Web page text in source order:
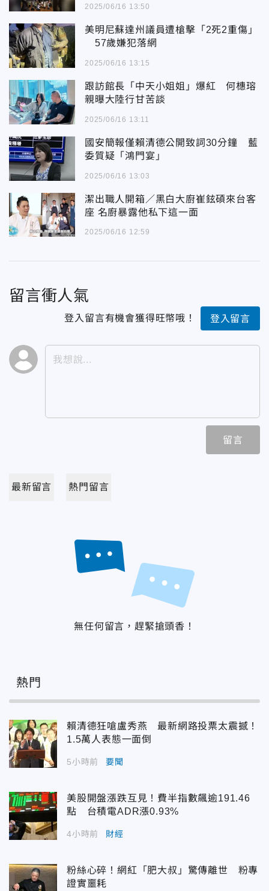
2025/06/16 13:50
美明尼蘇達州議員遭槍擊「2死2重傷」
57歲嫌犯落網
2025/06/16 13:15
跟訪館長「中天小姐姐」爆紅 何橞瑢
親曝大陸行甘苦談
2025/06/16 13:11
國安簡報僅賴清德公開致詞30分鐘 藍
委質疑「鴻門宴」
2025/06/16 13:03
潔出職人開箱／黑白大廚崔鉉碩來台客
座 名廚暴露他私下這一面
2025/06/16 12:59
留言衝人氣
登入留言有機會獲得旺幣哦！ 登入留言
留言
最新留言 熱門留言
無任何留言，趕緊搶頭香！
熱門
賴清德狂嗆盧秀燕 最新網路投票太震撼！
1.5萬人表態一面倒
5小時前 要聞
美股開盤漲跌互見！費半指數飆逾191.46
點 台積電ADR漲0.93%
4小時前 財經
粉絲心碎！網紅「肥大叔」驚傳離世 粉專
證實噩耗